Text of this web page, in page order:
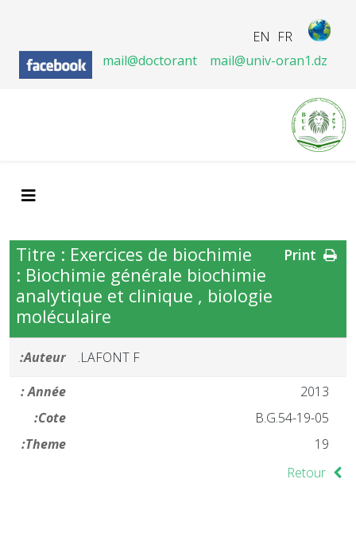
FR
EN
mail@doctorant
mail@univ-oran1.dz
Titre : Exercices de biochimie
: Biochimie générale biochimie
analytique et clinique , biologie
moléculaire
Auteur:
LAFONT F.
Année :
2013
Cote:
19-05-B.G.54
Theme:
19
Retour